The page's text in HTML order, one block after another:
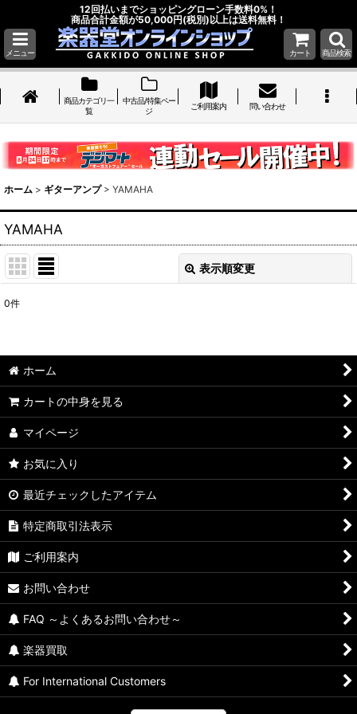
12回払いまでショッピングローン手数料0%！
商品合計金額が50,000円(税別)以上は送料無料！
メニュー カート 商品検索
商品カテゴリ一
覧
中古品/特集ペー
ジ
ご利用案内 問い合わせ
ホーム > ギターアンプ > YAMAHA
YAMAHA
表示順変更
並び順:
0件
ホーム
カートの中身を見る
マイページ
お気に入り
最近チェックしたアイテム
特定商取引法表示
ご利用案内
お問い合わせ
FAQ ～よくあるお問い合わせ～
楽器買取
For International Customers